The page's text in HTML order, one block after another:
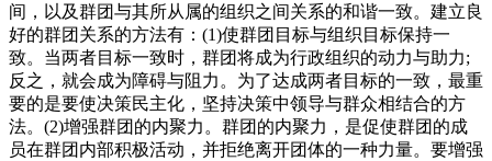
间，以及群团与其所从属的组织之间关系的和谐一致。建立良
好的群团关系的方法有：(1)使群团目标与组织目标保持一
致。当两者目标一致时，群团将成为行政组织的动力与助力;
反之，就会成为障碍与阻力。为了达成两者目标的一致，最重
要的是要使决策民主化，坚持决策中领导与群众相结合的方
法。(2)增强群团的内聚力。群团的内聚力，是促使群团的成
员在群团内部积极活动，并拒绝离开团体的一种力量。要增强